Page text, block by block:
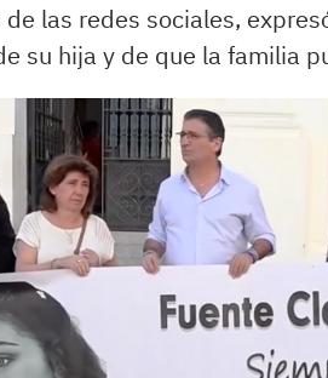
las redes sociales,
su hija y de que la familia